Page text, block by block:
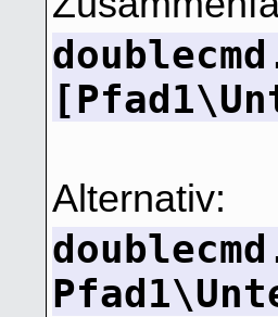
Alternativ: